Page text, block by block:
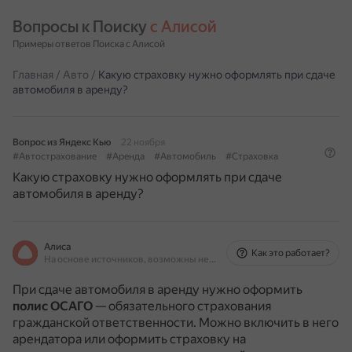
Вопросы к Поиску с Алисой
Примеры ответов Поиска с Алисой
Главная / Авто / Какую страховку нужно оформлять при сдаче
автомобиля в аренду?
Вопрос из Яндекс Кью
22 ноября
#Автострахование
#Аренда #Автомобиль #Страховка
Какую страховку нужно оформлять при сдаче
автомобиля в аренду?
Алиса
На основе источников, возможны неточности
Как это работает?
При сдаче автомобиля в аренду нужно оформить
полис ОСАГО — обязательного страхования
гражданской ответственности. Можно включить в него
арендатора или оформить страховку на